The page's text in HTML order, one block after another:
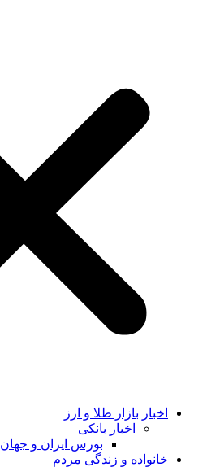
اخبار بازار طلا و ارز
اخبار بانکی
بورس ایران و جهان
خانواده و زندگی مردم